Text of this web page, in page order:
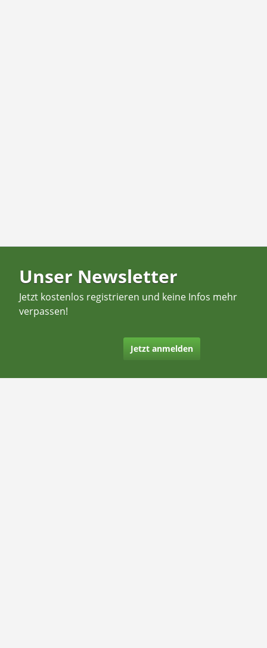
Unser Newsletter
Jetzt kostenlos registrieren und keine Infos mehr
verpassen!
Jetzt anmelden